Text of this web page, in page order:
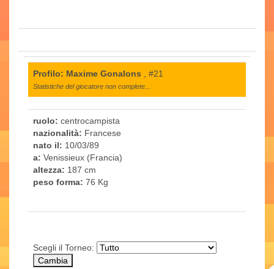
Profilo: Maxime Gonalons , #21
Statistiche del giocatore non complete...
ruolo: centrocampista
nazionalità: Francese
nato il: 10/03/89
a: Venissieux (Francia)
altezza: 187 cm
peso forma: 76 Kg
Scegli il Torneo: